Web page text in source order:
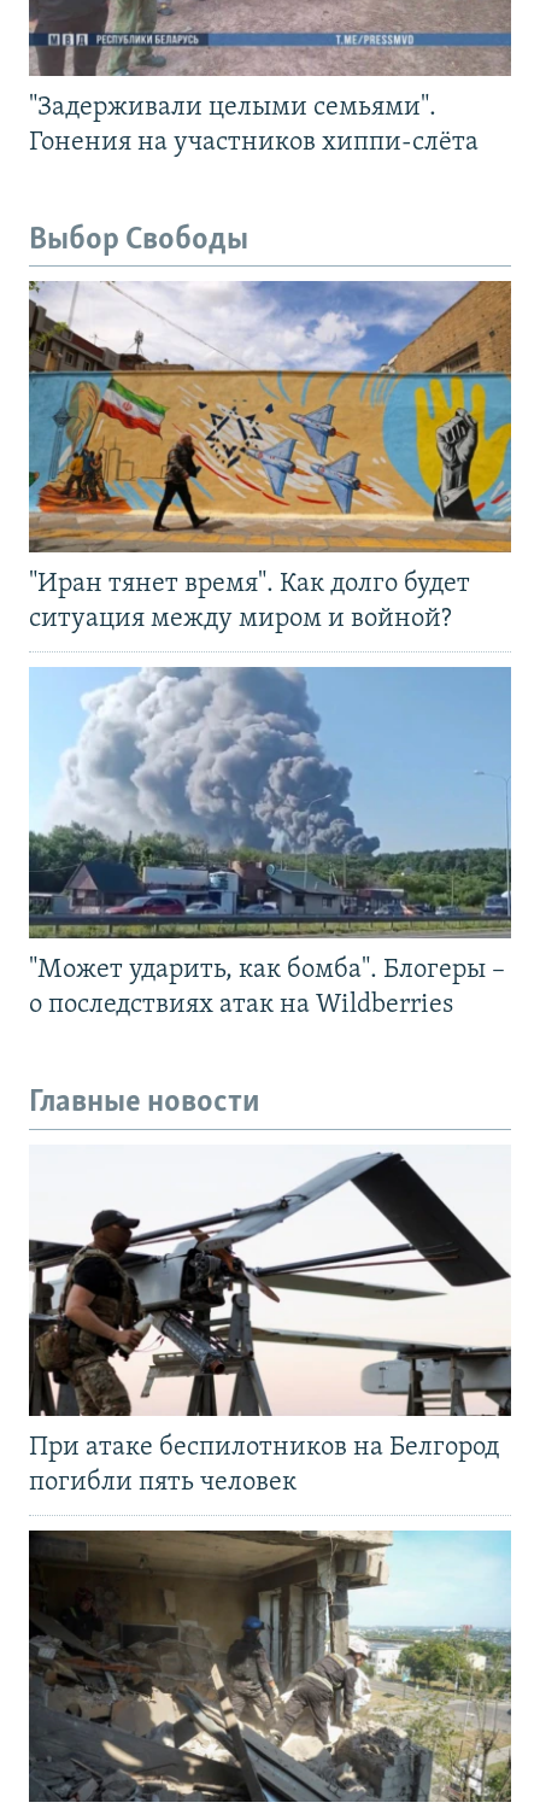
"Задерживали целыми семьями".
Гонения на участников хиппи-слёта
Выбор Свободы
"Иран тянет время". Как долго будет
ситуация между миром и войной?
"Может ударить, как бомба". Блогеры –
о последствиях атак на Wildberries
Главные новости
При атаке беспилотников на Белгород
погибли пять человек